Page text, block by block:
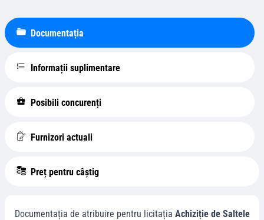
Documentația
Informații suplimentare
Posibili concurenți
Furnizori actuali
Preț pentru câștig
Documentația de atribuire pentru licitația Achiziție de Saltele